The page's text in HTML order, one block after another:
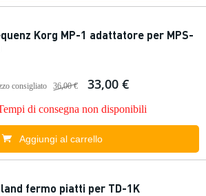
Korg MP-1 adattatore per MPS-
consigliato 36,00 € 33,00 €
di consegna non disponibili
Aggiungi al carrello
fermo piatti per TD-1K